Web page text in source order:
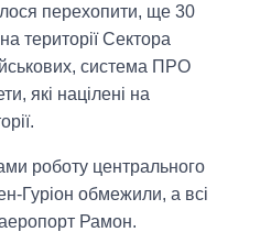
перехопити, ще 30
території Сектора
система ПРО
які націлені на
роботу центрального
Гуріон обмежили, а всі
Рамон.